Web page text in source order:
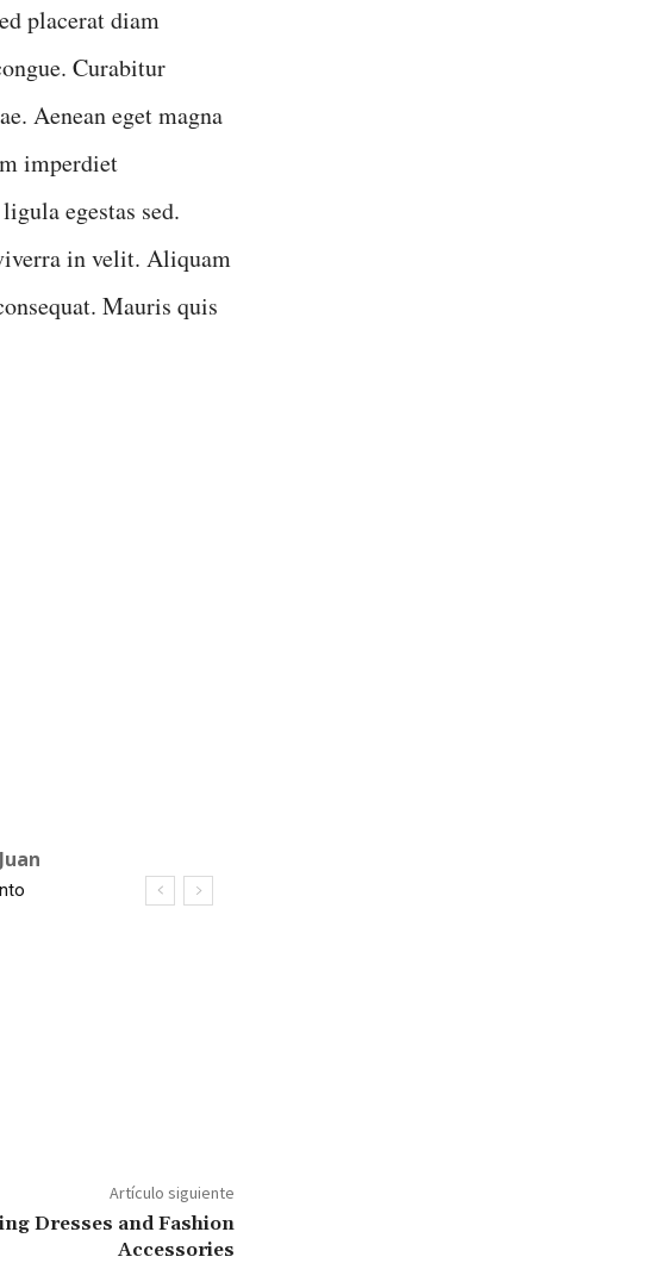
placerat diam
Curabitur
Aenean eget magna
imperdiet
egestas sed.
in velit. Aliquam
Mauris quis
zona
Artículo siguiente
Dresses and Fashion
Accessories